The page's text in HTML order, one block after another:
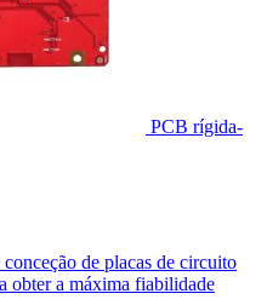
PCB rígida-
de placas de circuito
obter a máxima fiabilidade